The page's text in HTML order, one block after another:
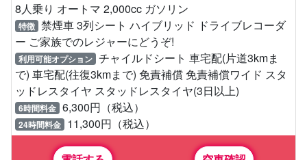
8人乗り オートマ 2,000cc ガソリン
特徴 禁煙車 3列シート ハイブリッド ドライブレコーダ
ー ご家族でのレジャーにどうぞ!
利用可能オプション チャイルドシート 車宅配(片道3kmま
で) 車宅配(往復3kmまで) 免責補償 免責補償ワイド スタ
ッドレスタイヤ スタッドレスタイヤ(3日以上)
6時間料金 6,300円（税込）
24時間料金 11,300円（税込）